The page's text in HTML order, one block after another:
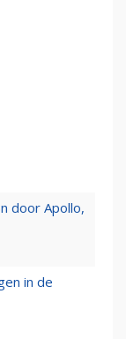
door Apollo,
in de